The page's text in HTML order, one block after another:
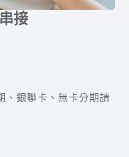
接
、銀聯卡、無卡分期請